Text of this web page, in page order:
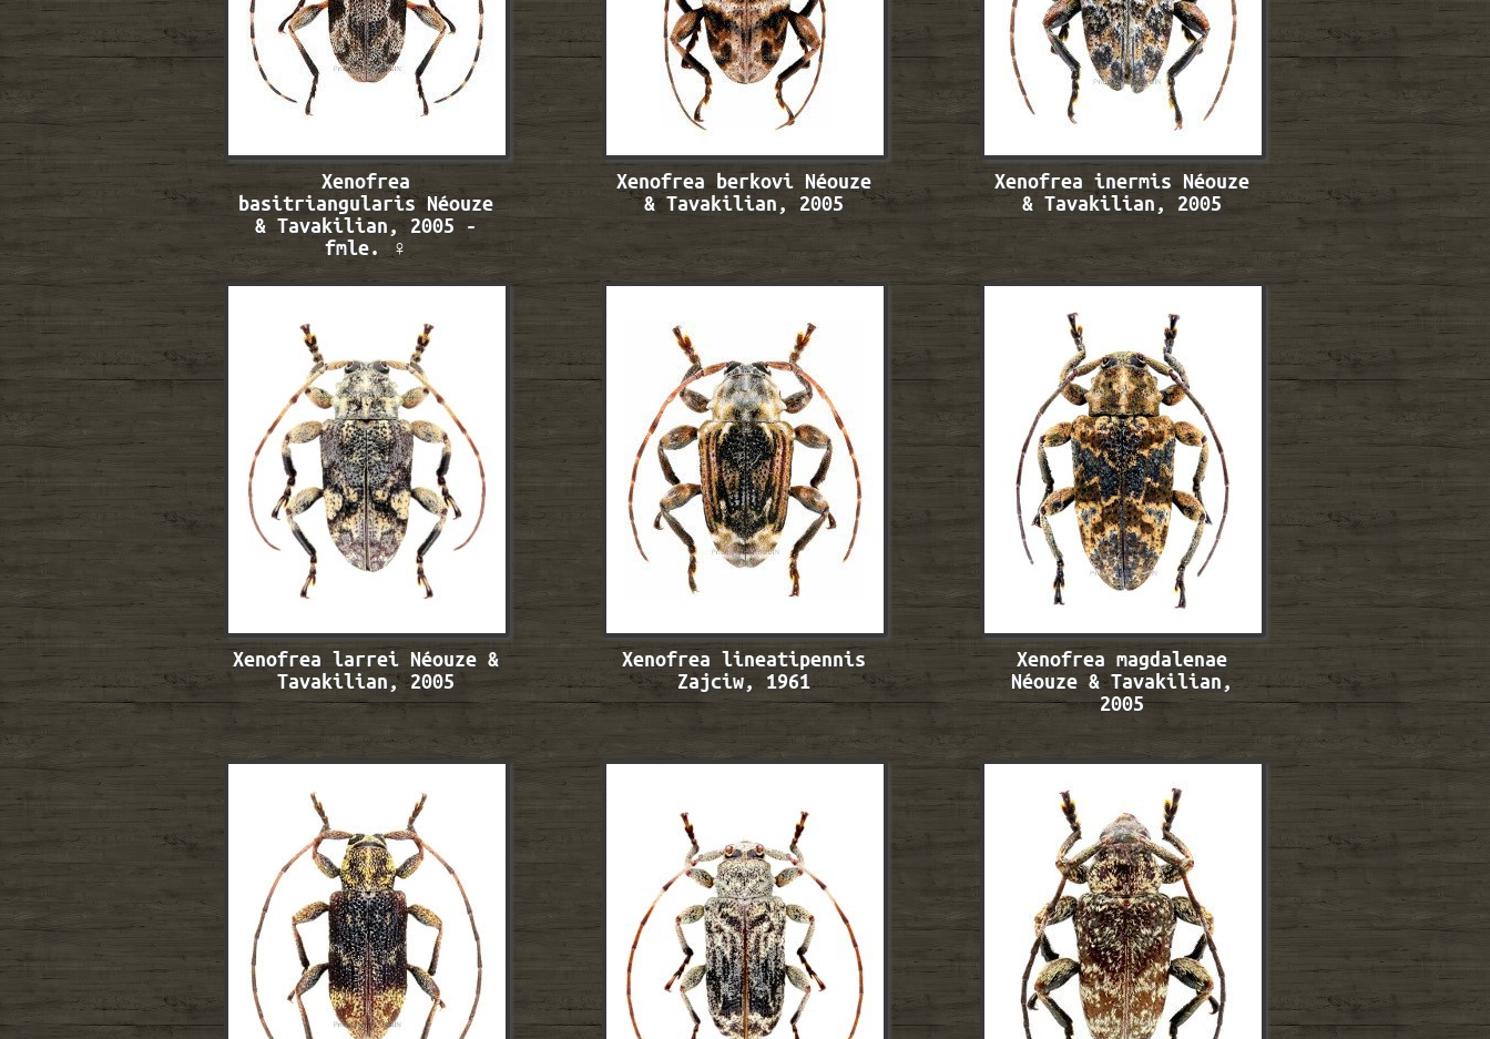
Xenofrea
basitriangularis Néouze
& Tavakilian, 2005 -
fmle. ♀
Xenofrea berkovi Néouze
& Tavakilian, 2005
Xenofrea inermis Néouze
& Tavakilian, 2005
Xenofrea larrei Néouze &
Tavakilian, 2005
Xenofrea lineatipennis
Zajciw, 1961
Xenofrea magdalenae
Néouze & Tavakilian,
2005